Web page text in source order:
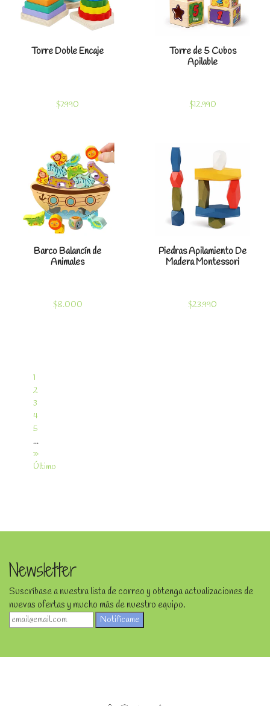
Torre Doble Encaje
$7.990
Torre de 5 Cubos
Apilable
$12.990
Barco Balancín de
Animales
$8.000
Piedras Apilamiento De
Madera Montessori
$23.990
1
2
3
4
5
...
»
Último
Newsletter
Suscríbase a nuestra lista de correo y obtenga actualizaciones de
nuevas ofertas y mucho más de nuestro equipo.
Notifícame